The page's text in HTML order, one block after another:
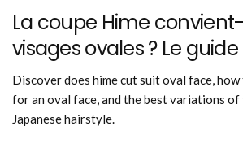
La coupe Hime
visages ovales ? Le
Discover does hime cut suit oval face,
for an oval face, and the best variations
Japanese hairstyle.